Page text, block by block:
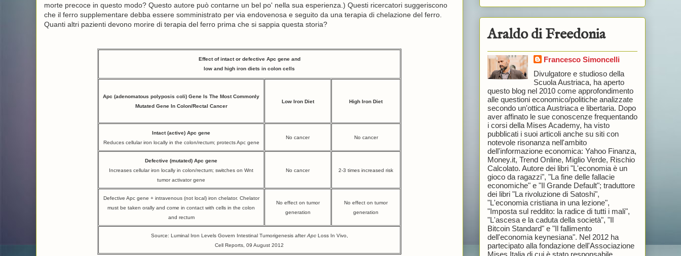
morte precoce in questo modo? Questo autore può contarne un bel po' nella sua esperienza.) Questi ricercatori suggeriscono
che il ferro supplementare debba essere somministrato per via endovenosa e seguito da una terapia di chelazione del ferro.
Quanti altri pazienti devono morire di terapia del ferro prima che si sappia questa storia?
Effect of intact or defective Apc gene and
low and high iron diets in colon cells
Apc (adenomatous polyposis coli) Gene Is The Most Commonly
Mutated Gene In Colon/Rectal Cancer
Low Iron Diet High Iron Diet
Intact (active) Apc gene
Reduces cellular iron locally in the colon/rectum; protects Apc gene
No cancer No cancer
Defective (mutated) Apc gene
Increases cellular iron locally in colon/rectum; switches on Wnt
tumor activator gene
No cancer 2-3 times increased risk
Defective Apc gene + intravenous (not local) iron chelator. Chelator
must be taken orally and come in contact with cells in the colon
and rectum
No effect on tumor
generation
No effect on tumor
generation
Source: Luminal Iron Levels Govern Intestinal Tumorigenesis afterApcLoss In Vivo,
Cell Reports, 09 August 2012
Araldo di Freedonia
Francesco Simoncelli
Divulgatore e studioso della
Scuola Austriaca, ha aperto
questo blog nel 2010 come approfondimento
alle questioni economico/politiche analizzate
secondo un'ottica Austriaca e libertaria. Dopo
aver affinato le sue conoscenze frequentando
i corsi della Mises Academy, ha visto
pubblicati i suoi articoli anche su siti con
notevole risonanza nell'ambito
dell'informazione economica: Yahoo Finanza,
Money.it, Trend Online, Miglio Verde, Rischio
Calcolato. Autore dei libri "L'economia è un
gioco da ragazzi", "La fine delle fallacie
economiche" e "Il Grande Default"; traduttore
dei libri "La rivoluzione di Satoshi",
"L'economia cristiana in una lezione",
"Imposta sul reddito: la radice di tutti i mali",
"L'ascesa e la caduta della società", "Il
Bitcoin Standard" e "Il fallimento
dell'economia keynesiana". Nel 2012 ha
partecipato alla fondazione dell'Associazione
Mises Italia di cui è stato responsabile